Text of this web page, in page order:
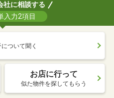
社に相談する
入力2項目
について聞く
お店に行って
似た物件を探してもらう